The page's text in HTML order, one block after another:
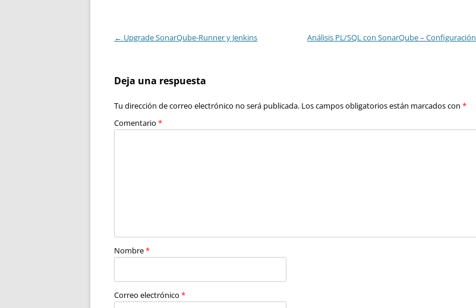
Navegación
← Upgrade SonarQube-Runner y Jenkins Análisis PL/SQL con SonarQube – Configuración
Deja una respuesta
Tu dirección de correo electrónico no será publicada. Los campos obligatorios están marcados con *
Comentario *
Nombre*
Correo electrónico *